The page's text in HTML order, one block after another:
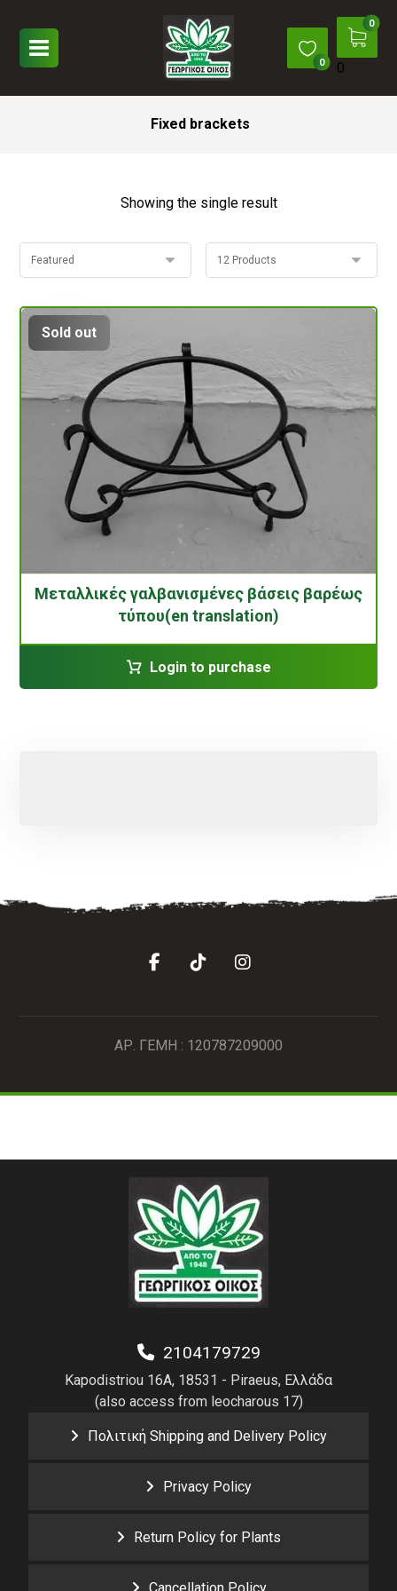
0
Fixed brackets
Showing the single result
Μεταλλικές γαλβανισμένες βάσεις βαρέως
τύπου(en translation)
Sold out
Login to purchase
ΑΡ. ΓΕΜΗ : 120787209000
2104179729
Kapodistriou 16A, 18531 - Piraeus, Ελλάδα
(also access from leocharous 17)
Πολιτική Shipping and Delivery Policy
Privacy Policy
Return Policy for Plants